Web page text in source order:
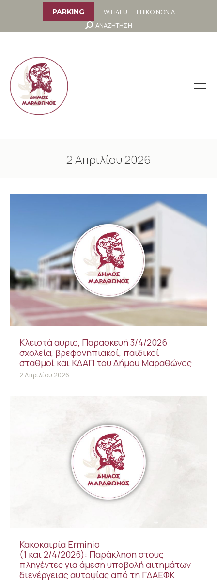
PARKING WiFi4EU
ΕΠΙΚΟΙΝΩΝΙΑ
Search:
ΑΝΑΖΗΤΗΣΗ
2 Απριλίου 2026
Κλειστά αύριο, Παρασκευή 3/4/2026
σχολεία, βρεφονηπιακοί, παιδικοί
σταθμοί και ΚΔΑΠ του Δήμου Μαραθώνος
2 Απριλίου 2026
Κακοκαιρία Erminio
(1 και 2/4/2026): Παράκληση στους
πληγέντες για άμεση υποβολή αιτημάτων
διενέργειας αυτοψίας από τη ΓΔΑΕΦΚ